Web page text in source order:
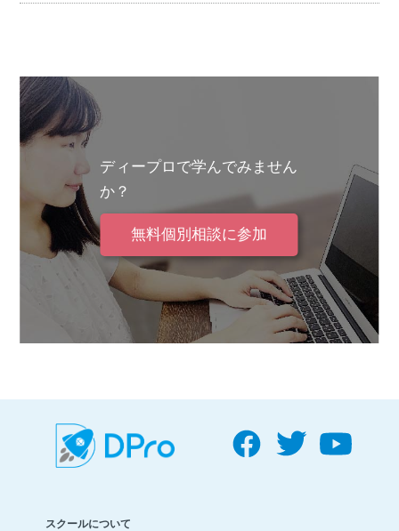
ディープロで学んでみません
か？
無料個別相談に参加
スクールについて